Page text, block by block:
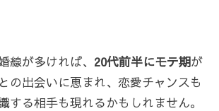
線が多ければ、 20代前半にモテ期が
の出会いに恵まれ、恋愛チャンスも
する相手も現れるかもしれません。